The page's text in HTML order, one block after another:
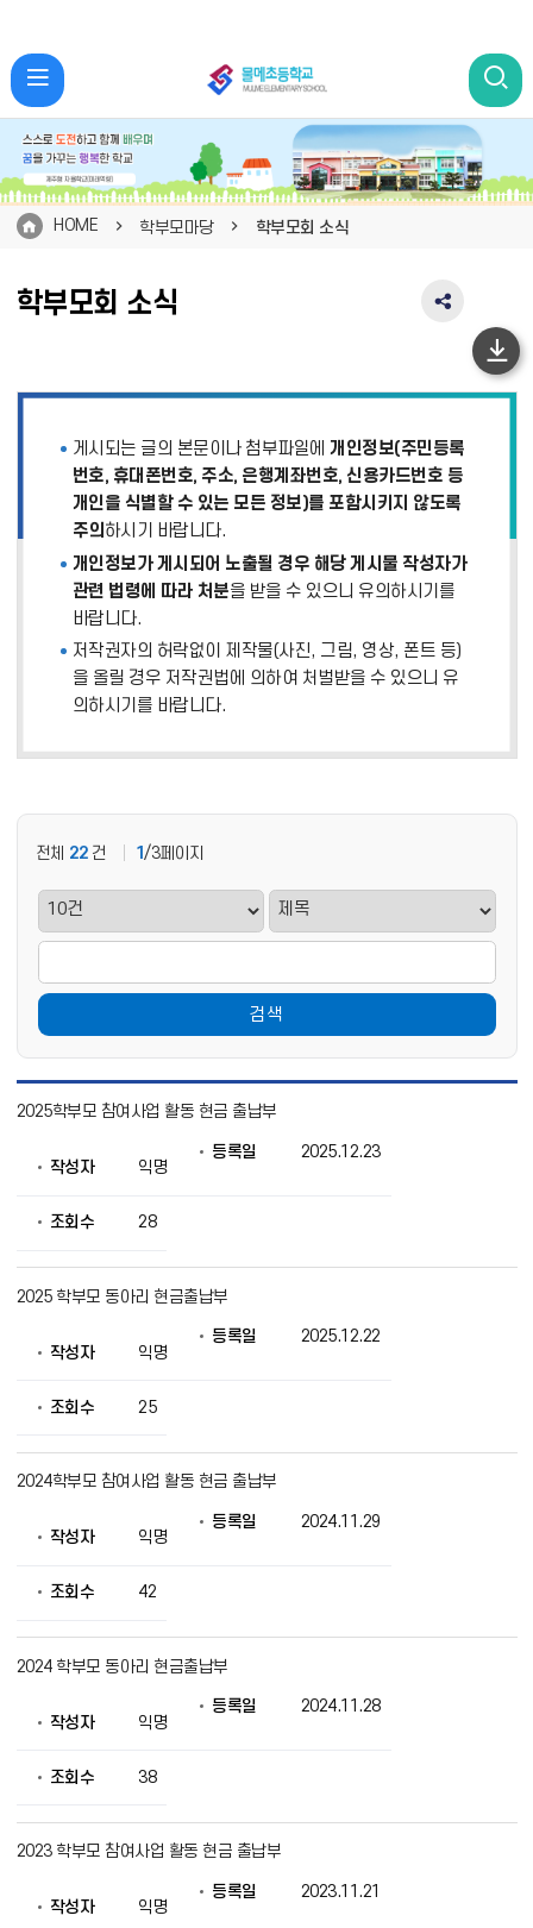
HOME 학부모마당 학부모회 소식
학부모회 소식
SNS
역
치
기
게시되는 글의 본문이나 첨부파일에 개인정보(주민등록
번호, 휴대폰번호, 주소, 은행계좌번호, 신용카드번호 등
개인을 식별할 수 있는 모든 정보)를 포함시키지 않도록
주의 하시기 바랍니다.
개인정보가 게시되어 노출될 경우 해당 게시물 작성자가
관련 법령에 따라 처분을 받을 수 있으니 유의하시기를
바랍니다.
저작권자의 허락없이 제작물(사진, 그림, 영상, 폰트 등)
을 올릴 경우 저작권법에 의하여 처벌받을 수 있으니 유
의하시기를 바랍니다.
전체 22 건 1 /3페이지
검색
부
으
로
번
등
록
공
2025학부모 참여사업 활동 현금 출납부
작성자 익명
등록일 2025.12.23
조회수 28
2025 학부모 동아리 현금출납부
작성자 익명
등록일 2025.12.22
조회수 25
2024학부모 참여사업 활동 현금 출납부
작성자 익명
등록일 2024.11.29
조회수 42
2024 학부모 동아리 현금출납부
작성자 익명
등록일 2024.11.28
조회수 38
2023 학부모 참여사업 활동 현금 출납부
작성자 익명
등록일 2023.11.21
하
단